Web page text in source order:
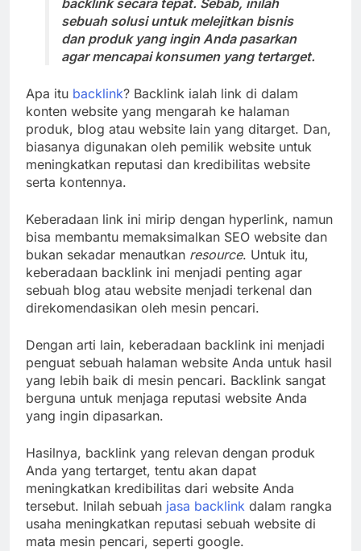
backlink secara tepat. Sebab, inilah
sebuah solusi untuk melejitkan bisnis
dan produk yang ingin Anda pasarkan
agar mencapai konsumen yang tertarget.
Apa itu backlink? Backlink ialah link di dalam
konten website yang mengarah ke halaman
produk, blog atau website lain yang ditarget. Dan,
biasanya digunakan oleh pemilik website untuk
meningkatkan reputasi dan kredibilitas website
serta kontennya.
Keberadaan link ini mirip dengan hyperlink, namun
bisa membantu memaksimalkan SEO website dan
bukan sekadar menautkan resource. Untuk itu,
keberadaan backlink ini menjadi penting agar
sebuah blog atau website menjadi terkenal dan
direkomendasikan oleh mesin pencari.
Dengan arti lain, keberadaan backlink ini menjadi
penguat sebuah halaman website Anda untuk hasil
yang lebih baik di mesin pencari. Backlink sangat
berguna untuk menjaga reputasi website Anda
yang ingin dipasarkan.
Hasilnya, backlink yang relevan dengan produk
Anda yang tertarget, tentu akan dapat
meningkatkan kredibilitas dari website Anda
tersebut. Inilah sebuah jasa backlink dalam rangka
usaha meningkatkan reputasi sebuah website di
mata mesin pencari, seperti google.